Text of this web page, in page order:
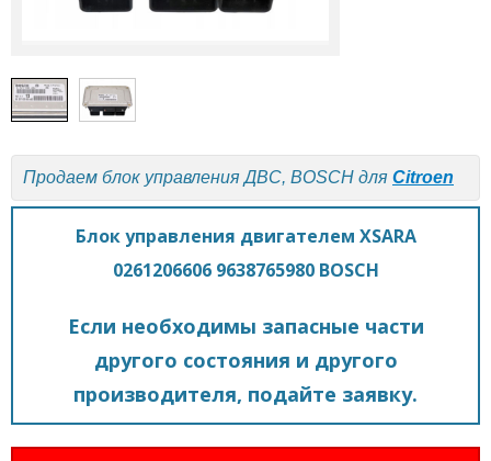
Продаем блок управления ДВС, BOSCH для Citroen
Блок управления двигателем XSARA
0261206606 9638765980 BOSCH
Если необходимы запасные части
другого состояния и другого
производителя, подайте заявку.